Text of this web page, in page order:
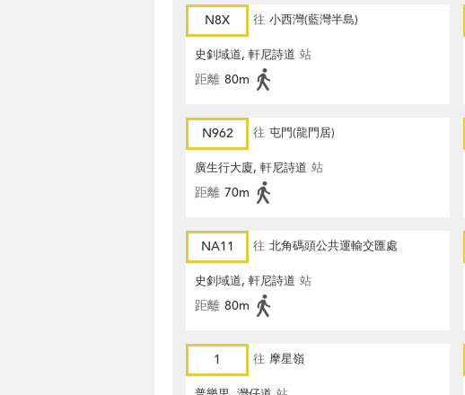
N8X 往 小西灣(藍灣半島)
史釗域道, 軒尼詩道 站
距離 80m
N962 往 屯門(龍門居)
廣生行大廈, 軒尼詩道 站
距離 70m
NA11 往 北角碼頭公共運輸交匯處
史釗域道, 軒尼詩道 站
距離 80m
1 往 摩星嶺